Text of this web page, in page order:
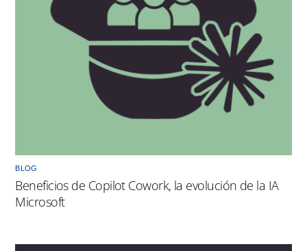
BLOG
Beneficios de Copilot Cowork, la evolución de la IA
Microsoft